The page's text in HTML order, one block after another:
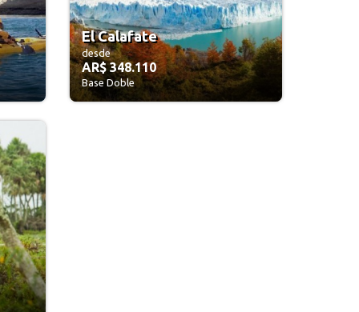
El Calafate
desde
AR$ 348.110
Base Doble